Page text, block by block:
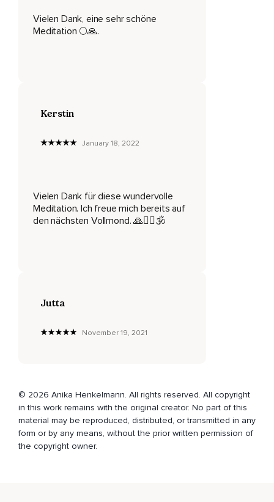
Fühlst dich leichter,
Was du dir von ganzem Herzen wünschst,
Rufe diesen Wunsch jetzt in dir hervor,
Sieh,
und nimm wahr,
heilenden Form in dich hineinfließt,
Du spürst dein kraftvolles inneres Leuchten,
Welches sich immer mehr in dir ausdehnt.
Es wird heller,
Vielen Dank, eine sehr schöne
Meditation 🌕🙏.
Kerstin
January 18, 2022
Vielen Dank für diese wundervolle
Meditation. Ich freue mich bereits auf
den nächsten Vollmond. 🙏🧘‍♀️🕉
Jutta
November 19, 2021
© 2026 Anika Henkelmann. All rights reserved. All copyright
in this work remains with the original creator. No part of this
material may be reproduced, distributed, or transmitted in any
form or by any means, without the prior written permission of
the copyright owner.